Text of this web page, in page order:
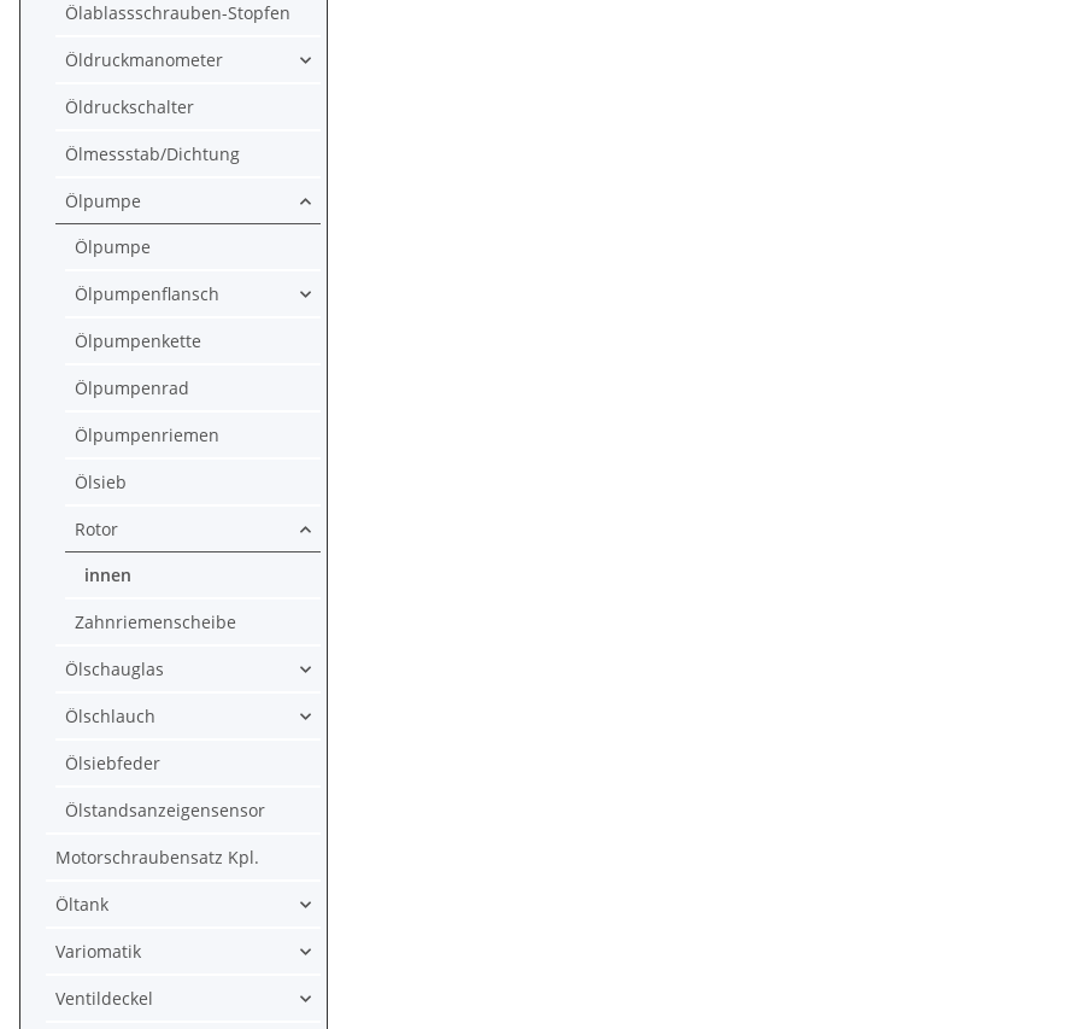
Ölablassschrauben-Stopfen
Öldruckmanometer
Öldruckschalter
Ölmessstab/Dichtung
Ölpumpe
Ölpumpe
Ölpumpenflansch
Ölpumpenkette
Ölpumpenrad
Ölpumpenriemen
Ölsieb
Rotor
innen
Zahnriemenscheibe
Ölschauglas
Ölschlauch
Ölsiebfeder
Ölstandsanzeigensensor
Motorschraubensatz Kpl.
Öltank
Variomatik
Ventildeckel